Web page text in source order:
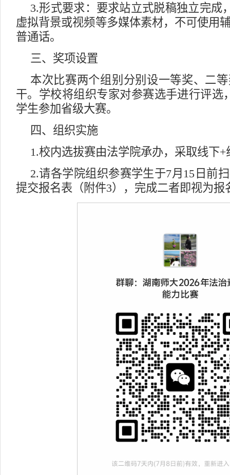
3.形式要求：要求站立式脱稿独立完成
虚拟背景或视频等多媒体素材，不可使用
普通话。
三、奖项设置
本次比赛两个组别分别设一等奖、二
干。学校将组织专家对参赛选手进行评选
学生参加省级大赛。
四、组织实施
1.校内选拔赛由法学院承办，采取线下
2.请各学院组织参赛学生于7月15日前
提交报名表（附件3），完成二者即视为报